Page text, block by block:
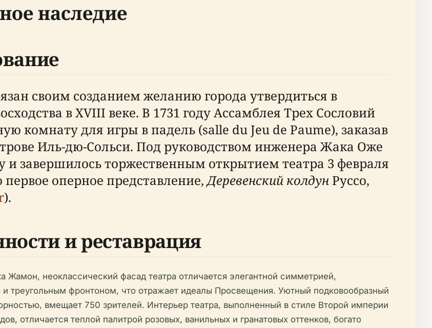
наследие
своим созданием желанию города утвердиться в
в XVIII веке. В 1731 году Ассамблея Трех Сословий
комнату для игры в падель (salle du Jeu de Paume), заказав
Иль-дю-Сольси. Под руководством инженера Жака Оже
и завершилось торжественным открытием театра 3 февраля
первое оперное представление,Деревенский колдун Руссо,
).
и реставрация
Жамон, неоклассический фасад театра отличается элегантной симметрией,
треугольным фронтоном, что отражает идеалы Просвещения. Уютный подковообразный
вмещает 750 зрителей. Интерьер театра, выполненный в стиле Второй империи
отличается теплой палитрой розовых, ванильных и гранатовых оттенков, богато